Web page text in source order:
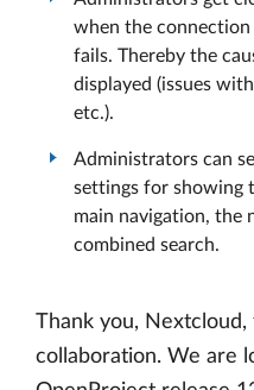
when the
fails. Thereby the
displayed (issues
etc.).
Administrators can
settings for showing
main navigation, the
combined search.
Thank you,
collaboration. We are